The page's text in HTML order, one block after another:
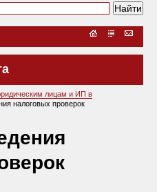
лицам и ИП в
налоговых проверок